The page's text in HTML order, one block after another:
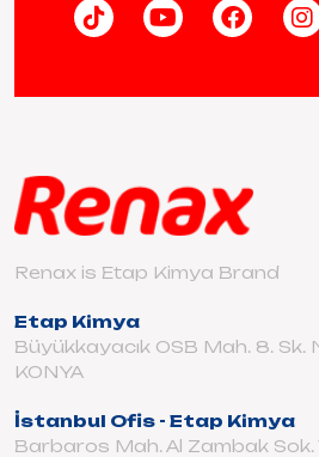
Renax is Etap Kimya Brand
Etap Kimya
Büyükkayacık OSB Mah. 8. Sk.
KONYA
İstanbul Ofis - Etap Kimya
Barbaros Mah. Al Zambak